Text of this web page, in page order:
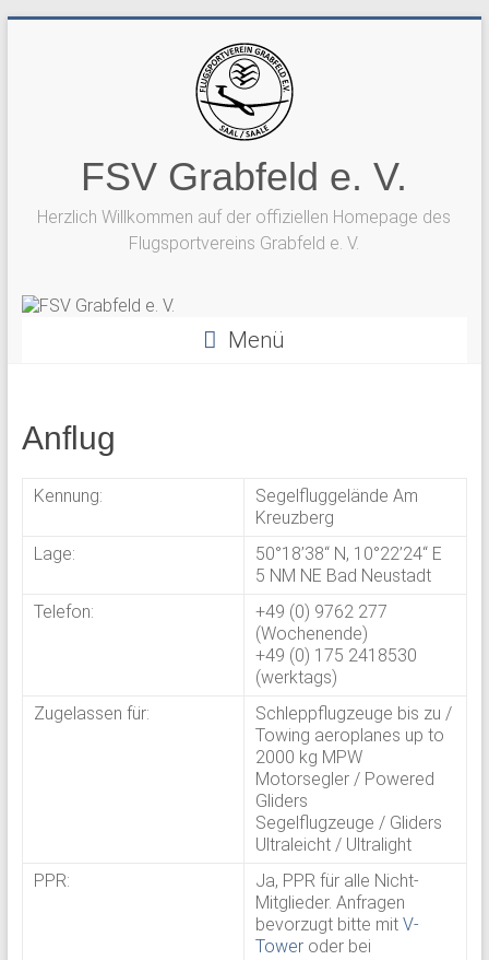
FSV Grabfeld e. V.
Herzlich Willkommen auf der offiziellen Homepage des
Flugsportvereins Grabfeld e. V.
Menü
Anflug
Kennung:
Segelfluggelände Am
Kreuzberg
Lage:
50°18’38“ N, 10°22’24“ E
5 NM NE Bad Neustadt
Telefon:
+49 (0) 9762 277
(Wochenende)
+49 (0) 175 2418530
(werktags)
Zugelassen für:
Schleppflugzeuge bis zu /
Towing aeroplanes up to
2000 kg MPW
Motorsegler / Powered
Gliders
Segelflugzeuge / Gliders
Ultraleicht / Ultralight
PPR:
Ja, PPR für alle Nicht-
Mitglieder. Anfragen
bevorzugt bitte mit V-
Toweroder bei